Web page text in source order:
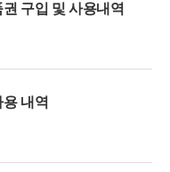
구입 및 사용내역
내역